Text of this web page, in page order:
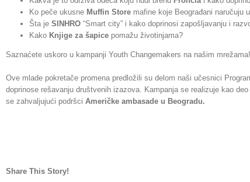
Ko peče ukusne Muffin Store mafine koje Beograđani naručuju
Šta je SINHRO “Smart city” i kako doprinosi zapošljavanju i
Kako Knjige za šapice pomažu životinjama?
Saznaćete uskoro u kampanji Youth Changemakers na našim mrežama!
Ove mlade pokretače promena predložili su delom naši učesnici
doprinose rešavanju društvenih izazova. Kampanja se realizuje kao
se zahvaljujući podršci Američke ambasade u Beogradu.
Share This Story!